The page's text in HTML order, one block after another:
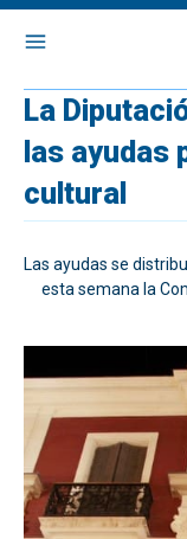
La
las ayudas
cultural
Las ayudas se
esta semana la